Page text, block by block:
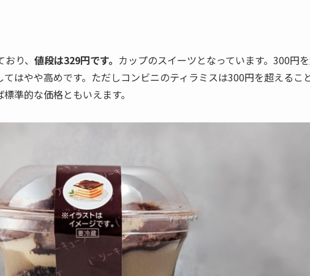
り、 値段は329円です。 カップのスイーツとなっています。300円
はやや高めです。ただしコンビニのティラミスは300円を超えるこ
準的な価格ともいえます。